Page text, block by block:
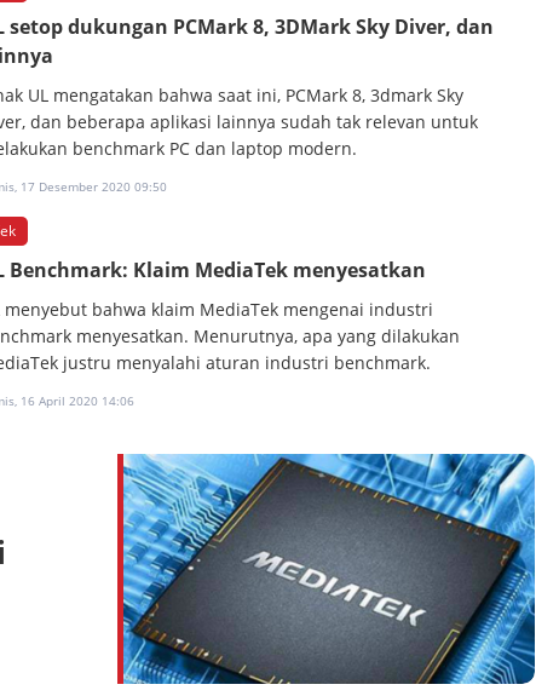
setop dukungan PCMark 8, 3DMark Sky Diver, dan
UL mengatakan bahwa saat ini, PCMark 8, 3dmark Sky
dan beberapa aplikasi lainnya sudah tak relevan untuk
benchmark PC dan laptop modern.
17 Desember 2020 09:50
Benchmark: Klaim MediaTek menyesatkan
menyebut bahwa klaim MediaTek mengenai industri
menyesatkan. Menurutnya, apa yang dilakukan
justru menyalahi aturan industri benchmark.
16 April 2020 14:06